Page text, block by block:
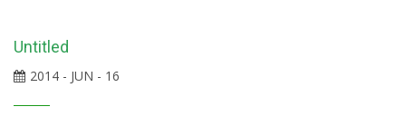
Untitled
2014 - JUN - 16